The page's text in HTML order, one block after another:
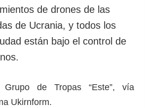
de drones de las
de Ucrania, y todos los
están bajo el control de
de Tropas “Este”, vía
Ukirnform.